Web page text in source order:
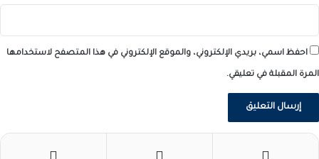
احفظ اسمي، بريدي الإلكتروني، والموقع الإلكتروني في هذا المتصفح لاستخدامها
المرة المقبلة في تعليقي.